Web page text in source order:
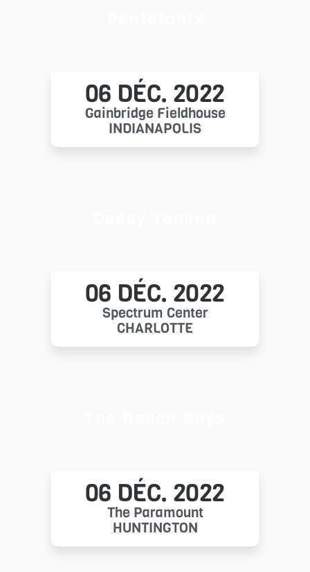
06 DÉC. 2022
Gainbridge Fieldhouse
INDIANAPOLIS
06 DÉC. 2022
Spectrum Center
CHARLOTTE
06 DÉC. 2022
The Paramount
HUNTINGTON